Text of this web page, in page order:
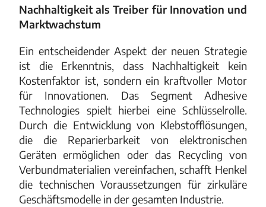
Nachhaltigkeit als Treiber für Innovation und
Marktwachstum
Ein entscheidender Aspekt der neuen Strategie
ist die Erkenntnis, dass Nachhaltigkeit kein
Kostenfaktor ist, sondern ein kraftvoller Motor
für Innovationen. Das Segment Adhesive
Technologies spielt hierbei eine Schlüsselrolle.
Durch die Entwicklung von Klebstofflösungen,
die die Reparierbarkeit von elektronischen
Geräten ermöglichen oder das Recycling von
Verbundmaterialien vereinfachen, schafft Henkel
die technischen Voraussetzungen für zirkuläre
Geschäftsmodelle in der gesamten Industrie.